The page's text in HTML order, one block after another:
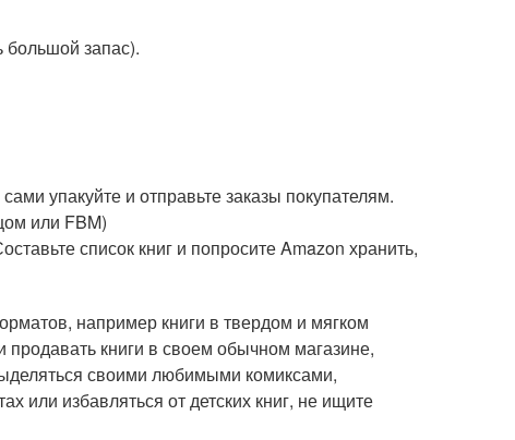
большой запас).
упакуйте и отправьте заказы покупателям.
или FBM)
список книг и попросите Amazon хранить,
например книги в твердом и мягком
книги в своем обычном магазине,
своими любимыми комиксами,
или избавляться от детских книг, не ищите